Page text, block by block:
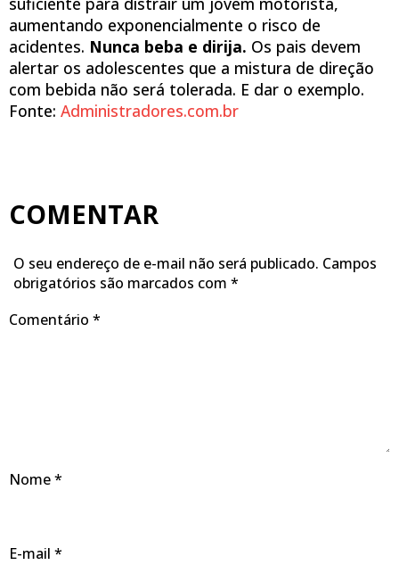
aumentando exponencialmente o risco de
acidentes. Nunca beba e dirija. Os pais devem
alertar os adolescentes que a mistura de direção
com bebida não será tolerada. E dar o exemplo.
Fonte: Administradores.com.br
COMENTAR
O seu endereço de e-mail não será publicado. Campos
obrigatórios são marcados com *
Comentário *
Nome*
E-mail *